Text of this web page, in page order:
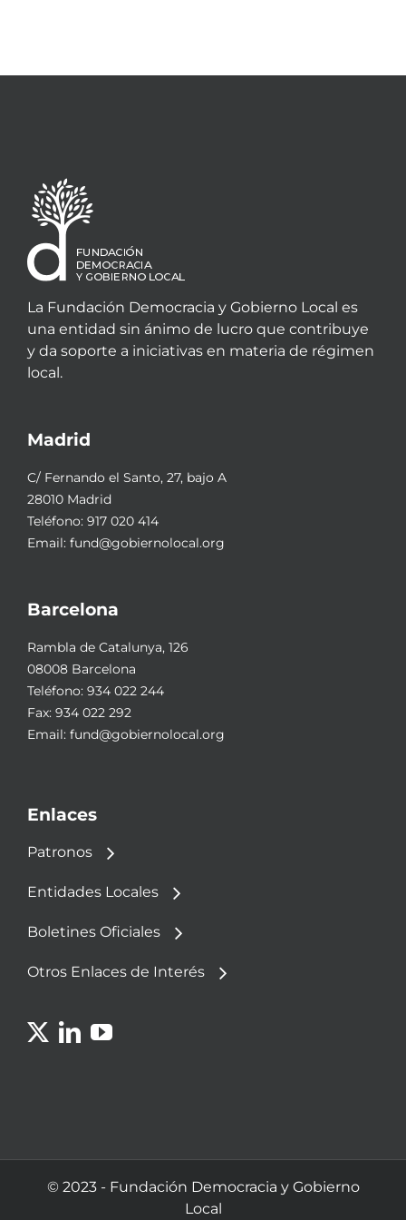
La Fundación Democracia y Gobierno Local es
una entidad sin ánimo de lucro que contribuye
y da soporte a iniciativas en materia de régimen
local.
Madrid
C/ Fernando el Santo, 27, bajo A
28010 Madrid
Teléfono: 917 020 414
Email: fund@gobiernolocal.org
Barcelona
Rambla de Catalunya, 126
08008 Barcelona
Teléfono: 934 022 244
Fax: 934 022 292
Email: fund@gobiernolocal.org
Enlaces
Patronos
Entidades Locales
Boletines Oficiales
Otros Enlaces de Interés
© 2023 - Fundación Democracia y Gobierno
Local